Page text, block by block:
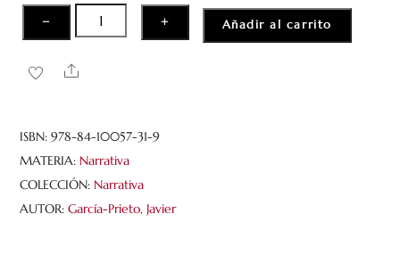
5
−
Catedral
de
León.
ojos
ajenos
cantidad
+ Añadir al carrito
Share
ISBN:978-84-10057-31-9
MATERIA: Narrativa
COLECCIÓN: Narrativa
AUTOR:García-Prieto, Javier